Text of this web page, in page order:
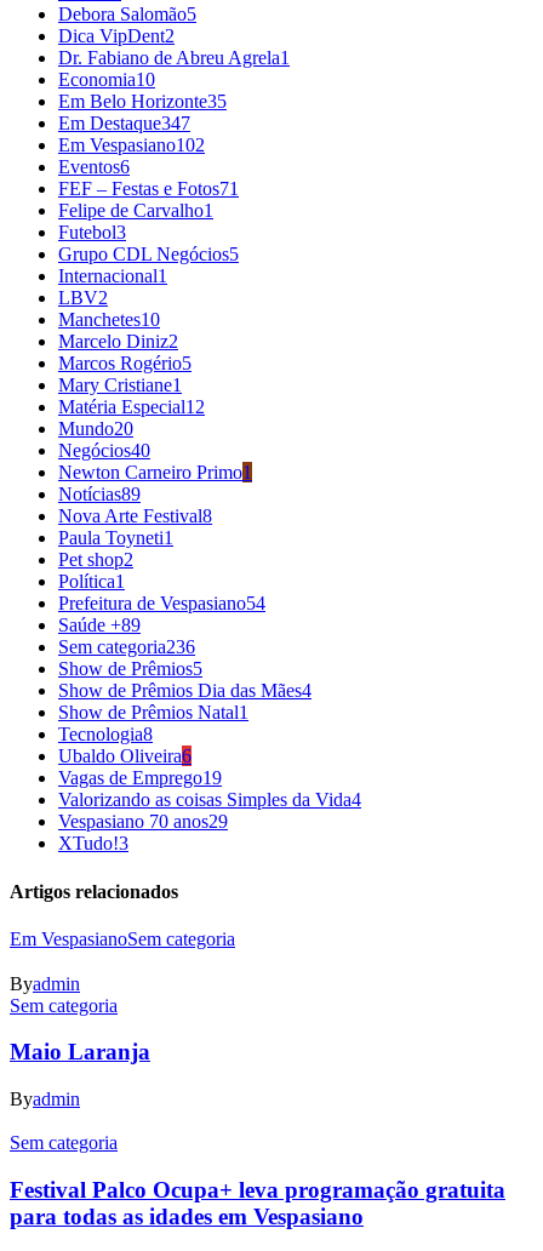
Debora Salomão5
Dica VipDent2
Dr. Fabiano de Abreu Agrela1
Economia10
Em Belo Horizonte35
Em Destaque347
Em Vespasiano102
Eventos6
FEF – Festas e Fotos71
Felipe de Carvalho1
Futebol3
Grupo CDL Negócios5
Internacional1
LBV2
Manchetes10
Marcelo Diniz2
Marcos Rogério5
Mary Cristiane1
Matéria Especial12
Mundo20
Negócios40
Newton Carneiro Primo1
Notícias89
Nova Arte Festival8
Paula Toyneti1
Pet shop2
Política1
Prefeitura de Vespasiano54
Saúde +89
Sem categoria236
Show de Prêmios5
Show de Prêmios Dia das Mães4
Show de Prêmios Natal1
Tecnologia8
Ubaldo Oliveira6
Vagas de Emprego19
Valorizando as coisas Simples da Vida4
Vespasiano 70 anos29
XTudo!3
Artigos relacionados
Em VespasianoSem categoria
Byadmin
Sem categoria
Maio Laranja
Byadmin
Sem categoria
Festival Palco Ocupa+ leva programação gratuita
para todas as idades em Vespasiano